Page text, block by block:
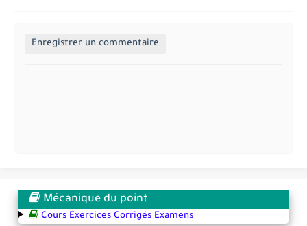
Enregistrer un commentaire
Mécanique du point
Cours Exercices Corrigés Examens